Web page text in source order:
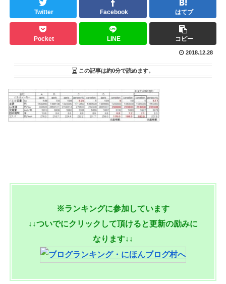
Twitter Facebook はてブ
Pocket LINE コピー
2018.12.28
この記事は約0分で読めます。
※ランキングに参加しています
↓↓ついでにクリックして頂けると更新の励みに
なります↓↓